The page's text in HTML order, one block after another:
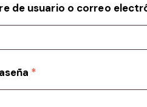
de usuario o correo
*